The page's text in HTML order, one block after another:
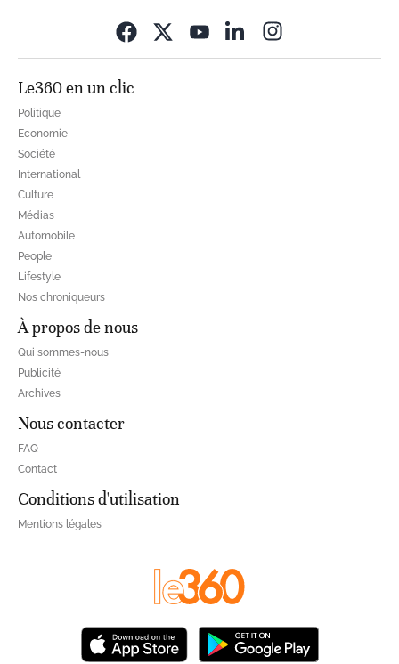
Le360 en un clic
Politique
Economie
Société
International
Culture
Médias
Automobile
People
Lifestyle
Nos chroniqueurs
À propos de nous
Qui sommes-nous
Publicité
Archives
Nous contacter
FAQ
Contact
Conditions d'utilisation
Mentions légales